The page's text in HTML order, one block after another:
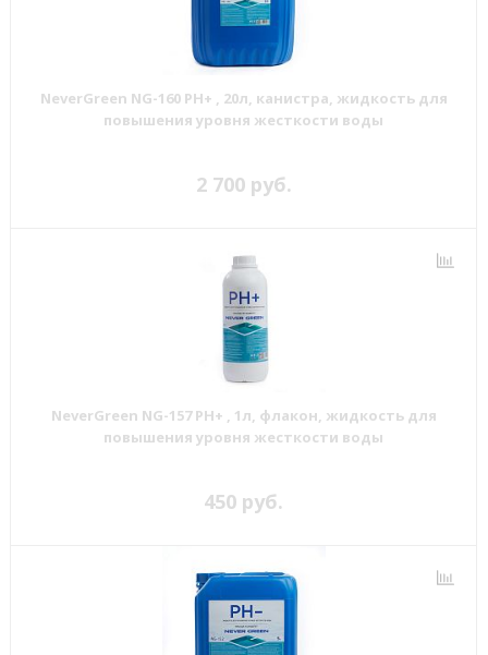
NeverGreen NG-160 РН+ , 20л, канистра, жидкость для
повышения уровня жесткости воды
2 700 руб.
NeverGreen NG-157 РН+ , 1л, флакон, жидкость для
повышения уровня жесткости воды
450 руб.